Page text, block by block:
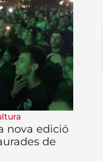
nova edició
de